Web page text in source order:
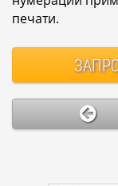
печати.